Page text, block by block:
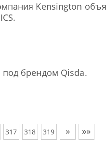
Kensington
под брендом Qisda.
317 318 319 » »»